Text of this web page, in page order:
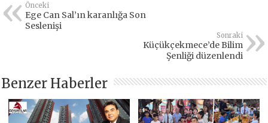
Önceki
Ege Can Sal’ın karanlığa Son
Seslenişi
Sonraki
Küçükçekmece’de Bilim
Şenliği düzenlendi
Benzer Haberler